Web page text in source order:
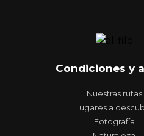
Condiciones y
Nuestras rutas
Lugares a
Fotografía